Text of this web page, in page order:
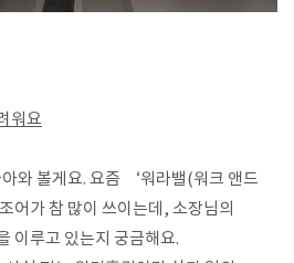
워요​
와 볼게요. 요즘 ‘워라밸(워크 앤드
어가 참 많이 쓰이는데, 소장님의
이루고 있는지 궁금해요.